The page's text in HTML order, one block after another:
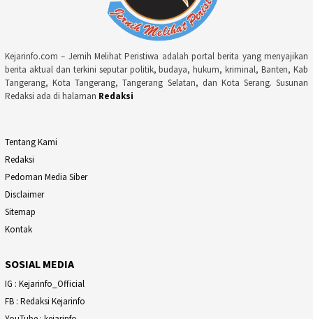
Kejarinfo.com – Jernih Melihat Peristiwa adalah portal berita yang menyajikan
berita aktual dan terkini seputar politik, budaya, hukum, kriminal, Banten, Kab
Tangerang, Kota Tangerang, Tangerang Selatan, dan Kota Serang. Susunan
Redaksi ada di halaman Redaksi
Tentang Kami
Redaksi
Pedoman Media Siber
Disclaimer
Sitemap
Kontak
SOSIAL MEDIA
IG : Kejarinfo_Official
FB : Redaksi Kejarinfo